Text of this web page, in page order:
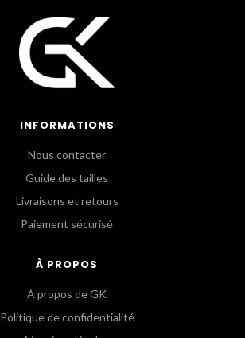
INFORMATIONS
Nous contacter
Guide des tailles
Livraisons et retours
Paiement sécurisé
À PROPOS
À propos de GK
Politique de confidentialité